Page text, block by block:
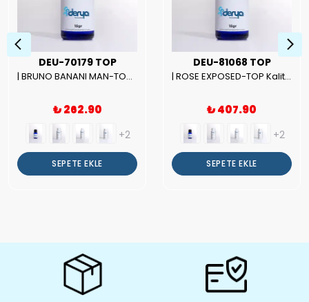
DEU-70179 TOP
| BRUNO BANANI MAN-TOP Kalite Erkek Parfüm Esansı.|
₺ 262.90
+2
SEPETE EKLE
DEU-81068 TOP
| ROSE EXPOSED-TOP Kalite Unısex Parfüm Esansı.|
₺ 407.90
+2
SEPETE EKLE